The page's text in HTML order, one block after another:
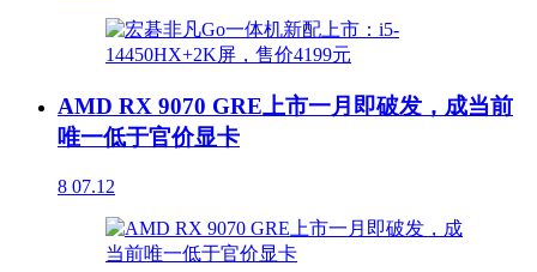
AMD RX 9070 GRE上市一月即破发，成当前
唯一低于官价显卡
8 07.12